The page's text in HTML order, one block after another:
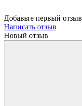
Добавьте первый отзыв
Написать отзыв
Новый отзыв